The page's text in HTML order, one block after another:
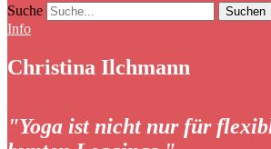
Suche
Info
Christina Ilchmann
"Yoga ist nicht nur für